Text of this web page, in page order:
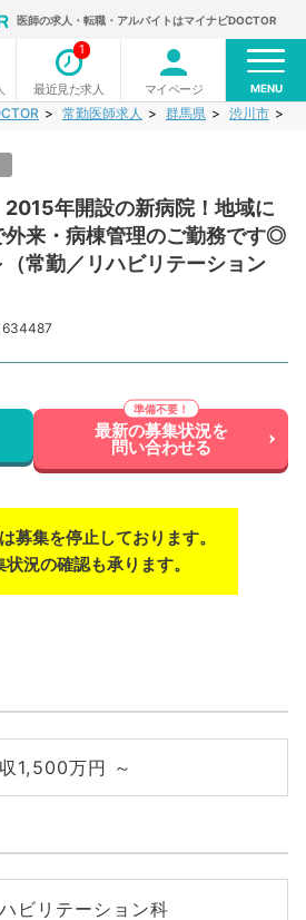
医師の求人・転職・アルバイトはマイナビDOCTOR
最近見た求人
1
マイページ MENU
常勤医師求人 群馬県 渋川市
2015年開設の新病院！地域に
外来・病棟管理のご勤務です◎
常勤／リハビリテーション
634487
最新の募集状況を
問い合わせる
募集を停止しております。
況の確認も承ります。
1,500万円 ～
ビリテーション科